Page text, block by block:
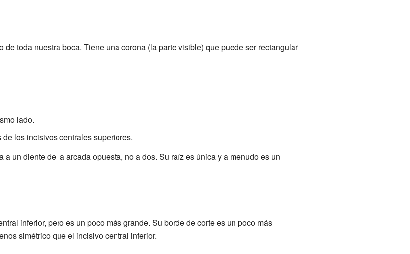
de toda nuestra boca. Tiene una corona (la parte visible) que puede ser rectangular
lado.
los incisivos centrales superiores.
a un diente de la arcada opuesta, no a dos. Su raíz es única y a menudo es un
inferior, pero es un poco más grande. Su borde de corte es un poco más
simétrico que el incisivo central inferior.